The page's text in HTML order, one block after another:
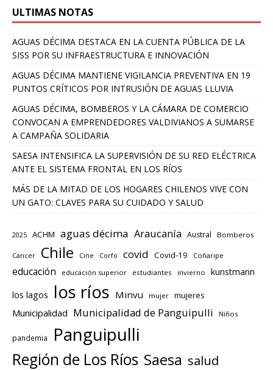
ULTIMAS NOTAS
AGUAS DÉCIMA DESTACA EN LA CUENTA PÚBLICA DE LA
SISS POR SU INFRAESTRUCTURA E INNOVACIÓN
AGUAS DÉCIMA MANTIENE VIGILANCIA PREVENTIVA EN 19
PUNTOS CRÍTICOS POR INTRUSIÓN DE AGUAS LLUVIA
AGUAS DÉCIMA, BOMBEROS Y LA CÁMARA DE COMERCIO
CONVOCAN A EMPRENDEDORES VALDIVIANOS A SUMARSE
A CAMPAÑA SOLIDARIA
SAESA INTENSIFICA LA SUPERVISIÓN DE SU RED ELÉCTRICA
ANTE EL SISTEMA FRONTAL EN LOS RÍOS
MÁS DE LA MITAD DE LOS HOGARES CHILENOS VIVE CON
UN GATO: CLAVES PARA SU CUIDADO Y SALUD
2025 ACHM aguas décima Araucanía Austral Bomberos
Cancer Chile Cine Corfo covid Covid-19 Coñaripe
educación educación superior estudiantes invierno kunstmann
los lagos los ríos Minvu mujer mujeres
Municipalidad Municipalidad de Panguipulli Niños
pandemia Panguipulli
Región de Los Ríos Saesa salud